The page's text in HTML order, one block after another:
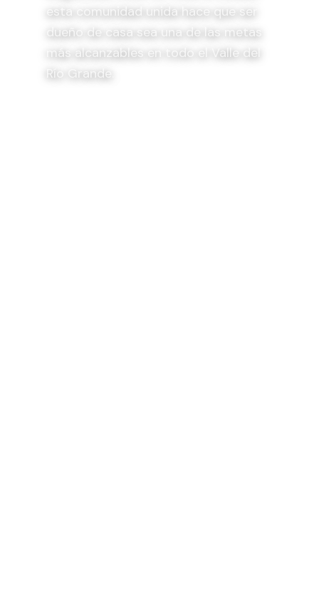
esta comunidad unida hace que ser
dueño de casa sea una de las metas
más alcanzables en todo el Valle del
Río Grande.